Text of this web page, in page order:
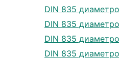
DIN 835
DIN 835
DIN 835
DIN 835